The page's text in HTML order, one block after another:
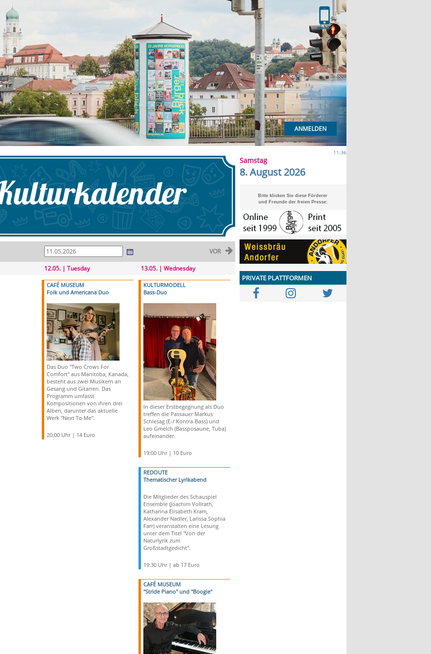
ANMELDEN
VOR
12.05. | Tuesday
CAFÉ MUSEUM
Folk und Americana Duo
Das Duo "Two Crows For
Comfort" aus Manitoba, Kanada,
besteht aus zwei Musikern an
Gesang und Gitarren. Das
Programm umfasst
Kompositionen von ihren drei
Alben, darunter das aktuelle
Werk "Next To Me".
20:00 Uhr | 14 Euro
13.05. | Wednesday
KULTURMODELL
Bass-Duo
In dieser Erstbegegnung als Duo
treffen die Passauer Markus
Schlesag (E-/ Kontra-Bass) und
Leo Gmelch (Bassposaune, Tuba)
aufeinander.
19:00 Uhr | 10 Euro
REDOUTE
Thematischer Lyrikabend
Die Mitglieder des Schauspiel
Ensemble (Joachim Vollrath,
Katharina Elisabeth Kram,
Alexander Nadler, Larissa Sophia
Farr) veranstalten eine Lesung
unter dem Titel "Von der
Naturlyrik zum
Großstadtgedicht".
19:30 Uhr | ab 17 Euro
CAFÉ MUSEUM
"Stride Piano" und "Boogie"
11:36
Samstag
8. August 2026
Bitte klicken Sie diese Förderer
und Freunde der freien Presse:
PRIVATE PLATTFORMEN